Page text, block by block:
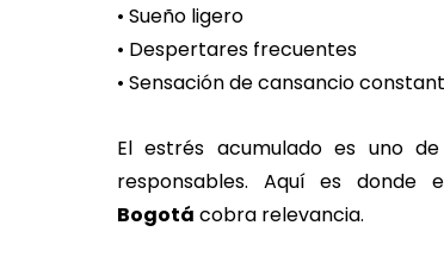
• Sueño ligero
• Despertares frecuentes
• Sensación de cansancio
El estrés acumulado es uno
responsables. Aquí es donde
Bogotá cobra relevancia.